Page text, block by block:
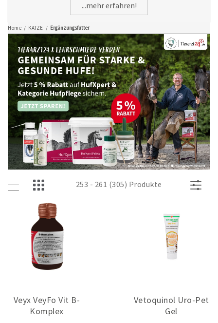
Home / KATZE / Ergänzungsfutter
...mehr erfahren!
253 - 261 (305) Produkte
Veyx VeyFo Vit B-
Komplex
Vetoquinol Uro-Pet
Gel